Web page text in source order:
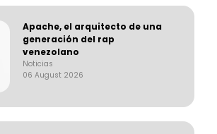
Apache, el arquitecto de una
generación del rap
venezolano
Noticias
06 August 2026